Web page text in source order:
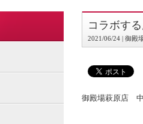
コラボす
2021/06/24 | 御殿
御殿場萩原店